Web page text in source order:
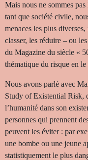
Mais nous ne sommes
tant que société civile,
menaces les plus
classer, les réduire – ou
du Magazine du siècle «
thématique du risque en
Nous avons parlé avec
Study of Existential Risk,
l’humanité dans son
personnes qui prennent
peuvent les éviter : par
une bombe ou une jeune
statistiquement le plus